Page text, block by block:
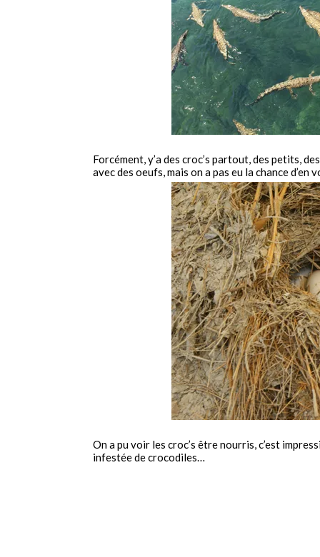
Forcément, y’a des croc’s partout, des petits,
avec des oeufs, mais on a pas eu la chance d’en
On a pu voir les croc’s être nourris, c’est
infestée de crocodiles…